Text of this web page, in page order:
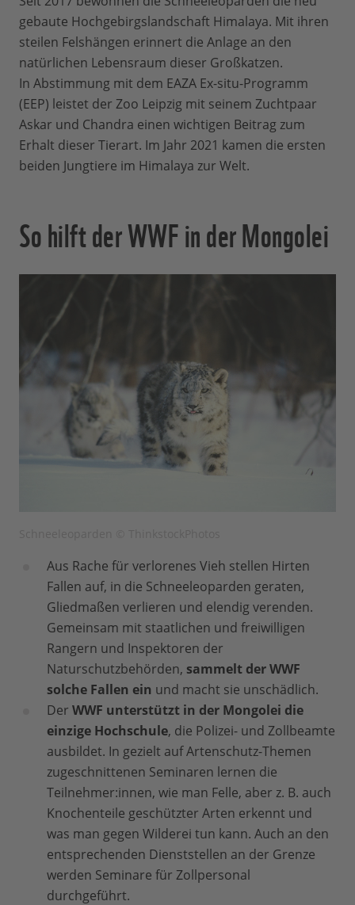
gebaute Hochgebirgslandschaft Himalaya. Mit ihren
steilen Felshängen erinnert die Anlage an den
natürlichen Lebensraum dieser Großkatzen.
In Abstimmung mit dem EAZA Ex-situ-Programm
(EEP) leistet der Zoo Leipzig mit seinem Zuchtpaar
Askar und Chandra einen wichtigen Beitrag zum
Erhalt dieser Tierart. Im Jahr 2021 kamen die ersten
beiden Jungtiere im Himalaya zur Welt.
So hilft der WWF in der Mongolei
Aus Rache für verlorenes Vieh stellen Hirten
Fallen auf, in die Schneeleoparden geraten,
Gliedmaßen verlieren und elendig verenden.
Gemeinsam mit staatlichen und freiwilligen
Rangern und Inspektoren der
Naturschutzbehörden, sammelt der WWF
solche Fallen ein und macht sie unschädlich.
Der WWF unterstützt in der Mongolei die
einzige Hochschule, die Polizei- und Zollbeamte
ausbildet. In gezielt auf Artenschutz-Themen
zugeschnittenen Seminaren lernen die
Teilnehmer:innen, wie man Felle, aber z. B. auch
Knochenteile geschützter Arten erkennt und
was man gegen Wilderei tun kann. Auch an den
entsprechenden Dienststellen an der Grenze
werden Seminare für Zollpersonal
durchgeführt.